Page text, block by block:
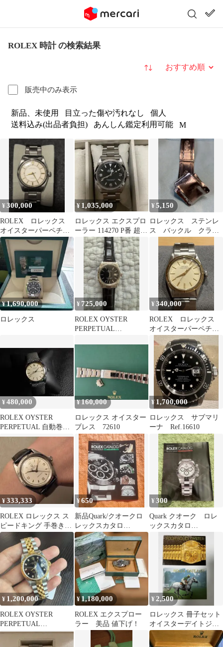
ROLEX 時計 の検索結果
販売中のみ表示
並び替え
新品、未使用 目立った傷や汚れなし
個人
送料込み(出品者負担)
あんしん鑑定利用可能 M
¥300,000
ROLEX ロレックス
オイスターパーペチュ
アル ボーイズ 6549
¥ 1,035,000
ロレックス エクスプロ
ーラー 114270 P番 超美
品 Rolex
¥5,150
ロレックス ステンレ
ス バックル クラス
#62523
¥1,690,000
ロレックス
¥ 725,000
ROLEX OYSTER
PERPETUAL
¥340,000
ROLEX ロレックス
オイスターパーペチュ
アル ボーイズ 6549
¥480,000
ROLEX OYSTER
PERPETUAL 自動巻き
ボーイズ 6548
¥160,000
ロレックス オイスター
ブレス 72610
¥ 1,700,000
ロレックス サブマリ
ーナ Ref.16610
¥333,333
ROLEX ロレックス ス
ピードキング 手巻き
30mm
¥650
新品Quark/クオークロ
レックスカタロ
グ/ROLEX CATALOG
2024
¥300
Quark クオーク ロレ
ックスカタロ
グ/ROLEX CATALOG
2026
¥ 1,200,000
ROLEX OYSTER
PERPETUAL
DATEJUST 68273G
¥1,180,000
ROLEX エクスプロー
ラー 美品 値下げ！
¥ 2,500
ロレックス 冊子セット
オイスターデイトジャ
スト１９９４年版